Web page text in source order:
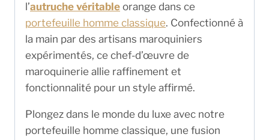
l’autruche véritable orange dans ce
portefeuille homme classique. Confectionné à
la main par des artisans maroquiniers
expérimentés, ce chef-d’œuvre de
maroquinerie allie raffinement et
fonctionnalité pour un style affirmé.
Plongez dans le monde du luxe avec notre
portefeuille homme classique, une fusion